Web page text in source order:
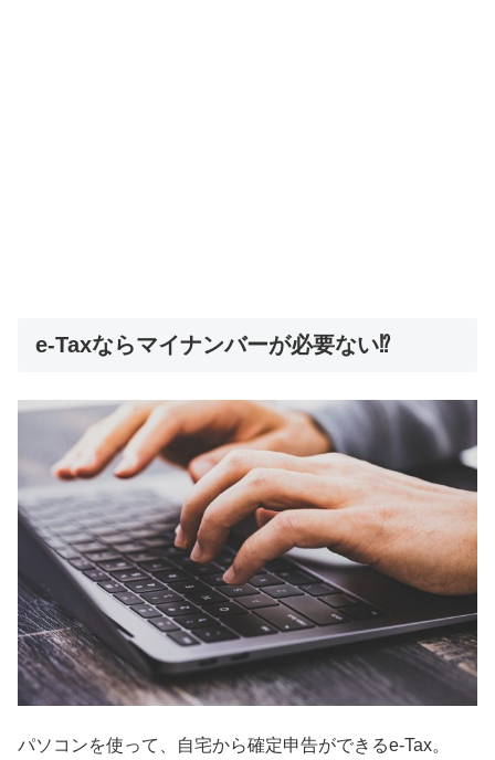
e-Taxならマイナンバーが必要ない⁉
パソコンを使って、自宅から確定申告ができるe-Tax。